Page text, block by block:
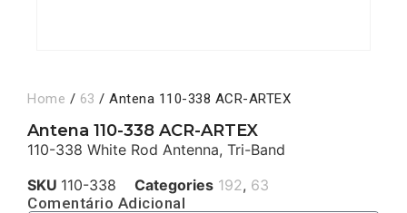
Home / 63 / Antena 110-338 ACR-ARTEX
Antena 110-338 ACR-ARTEX
110-338 White Rod Antenna, Tri-Band
SKU 110-338 Categories 192, 63
Comentário Adicional